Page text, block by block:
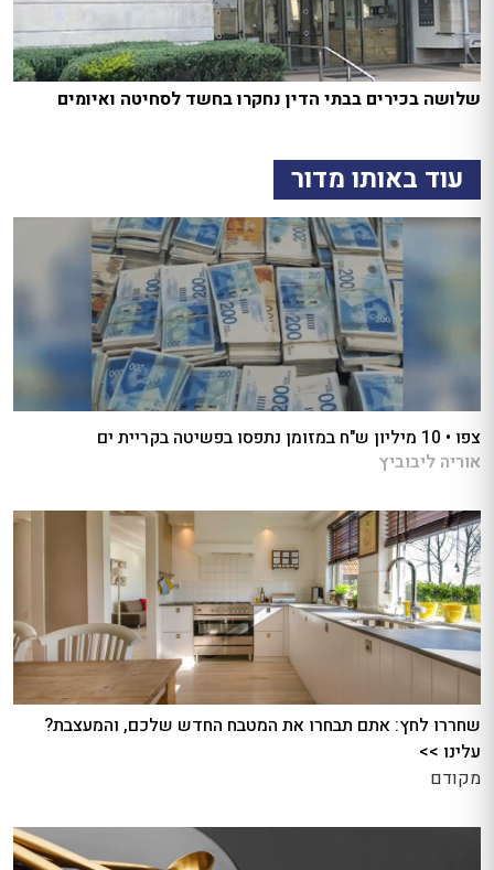
שלושה בכירים בבתי הדין נחקרו בחשד לסחיטה ואיומים
עוד באותו מדור
צפו • 10 מיליון ש"ח במזומן נתפסו בפשיטה בקריית ים
אוריה ליבוביץ
שחררו לחץ: אתם תבחרו את המטבח החדש שלכם, והמעצבת?
עלינו >>
מקודם